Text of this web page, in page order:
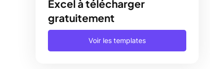
Excel à télécharger
gratuitement
Voir les templates